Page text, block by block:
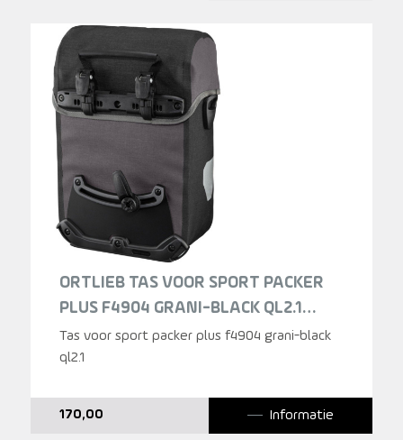
ORTLIEB TAS VOOR SPORT PACKER
PLUS F4904 GRANI-BLACK QL2.1
DONKERGRIJS
Tas voor sport packer plus f4904 grani-black
ql2.1
170,00 Informatie